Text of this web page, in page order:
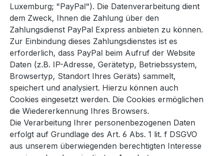
Luxemburg; "PayPal"). Die Datenverarbeitung dient
dem Zweck, Ihnen die Zahlung über den
Zahlungsdienst PayPal Express anbieten zu können.
Zur Einbindung dieses Zahlungsdienstes ist es
erforderlich, dass PayPal beim Aufruf der Website
Daten (z.B. IP-Adresse, Gerätetyp, Betriebssystem,
Browsertyp, Standort Ihres Geräts) sammelt,
speichert und analysiert. Hierzu können auch
Cookies eingesetzt werden. Die Cookies ermöglichen
die Wiedererkennung Ihres Browsers.
Die Verarbeitung Ihrer personenbezogenen Daten
erfolgt auf Grundlage des Art. 6 Abs. 1 lit. f DSGVO
aus unserem überwiegenden berechtigten Interesse